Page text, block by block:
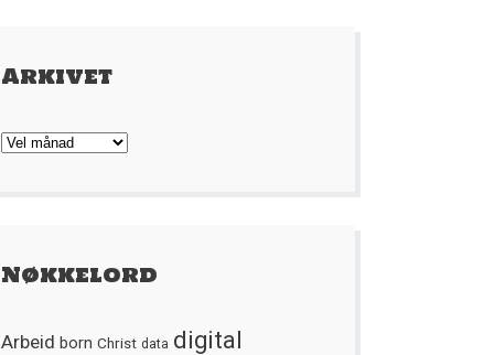
Arkivet
Arkivet
Nøkkelord
Arbeid born Christ data digital